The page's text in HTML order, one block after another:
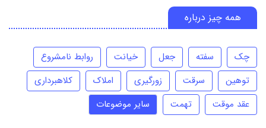
همه چیز درباره
چک سفته جعل خیانت
روابط نامشروع
توهین
سرقت زورگیری املاک
کلاهبرداری
عقد موقت
تهمت سایر موضوعات